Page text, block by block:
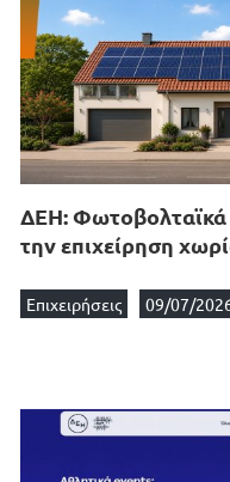
ΔΕΗ: Φωτοβολταϊκά
την επιχείρηση
Επιχειρήσεις 09/07/